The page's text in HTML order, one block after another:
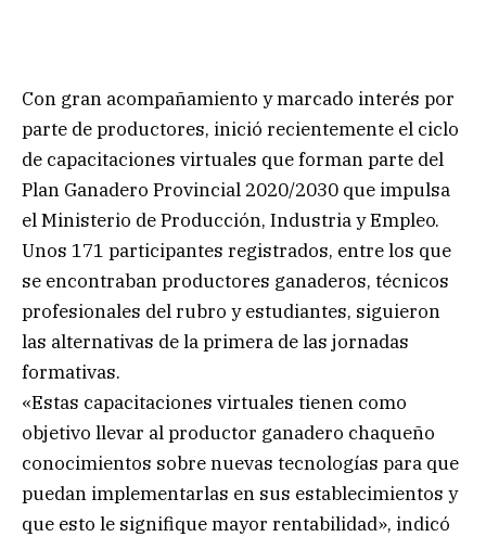
Con gran acompañamiento y marcado interés por
parte de productores, inició recientemente el ciclo
de capacitaciones virtuales que forman parte del
Plan Ganadero Provincial 2020/2030 que impulsa
el Ministerio de Producción, Industria y Empleo.
Unos 171 participantes registrados, entre los que
se encontraban productores ganaderos, técnicos
profesionales del rubro y estudiantes, siguieron
las alternativas de la primera de las jornadas
formativas.
«Estas capacitaciones virtuales tienen como
objetivo llevar al productor ganadero chaqueño
conocimientos sobre nuevas tecnologías para que
puedan implementarlas en sus establecimientos y
que esto le signifique mayor rentabilidad», indicó